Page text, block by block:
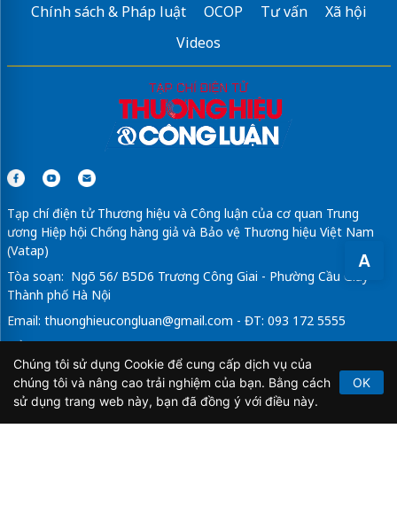
A
Chính sách & Pháp luật
OCOP Tư vấn
Xã hội
Videos
Tạp chí điện tử Thương hiệu và Công luận của cơ quan Trung
ương Hiệp hội Chống hàng giả và Bảo vệ Thương hiệu Việt Nam
(Vatap)
Tòa soạn: Ngõ 56/ B5D6 Trương Công Giai - Phường Cầu Giấy -
Thành phố Hà Nội
Email: thuonghieucongluan@gmail.com - ĐT: 093 172 5555
Tổng Biên Tập: Vũ Đức Thuận
Giấy phép hoạt động báo chí điện tử số 64/GP-BTTTT do Bộ
Thông tin và Truyền thông cấp ngày 21/2/2020.
Chúng tôi sử dụng Cookie để cung cấp dịch vụ của
chúng tôi và nâng cao trải nghiệm của bạn. Bằng cách
sử dụng trang web này, bạn đã đồng ý với điều này.
OK